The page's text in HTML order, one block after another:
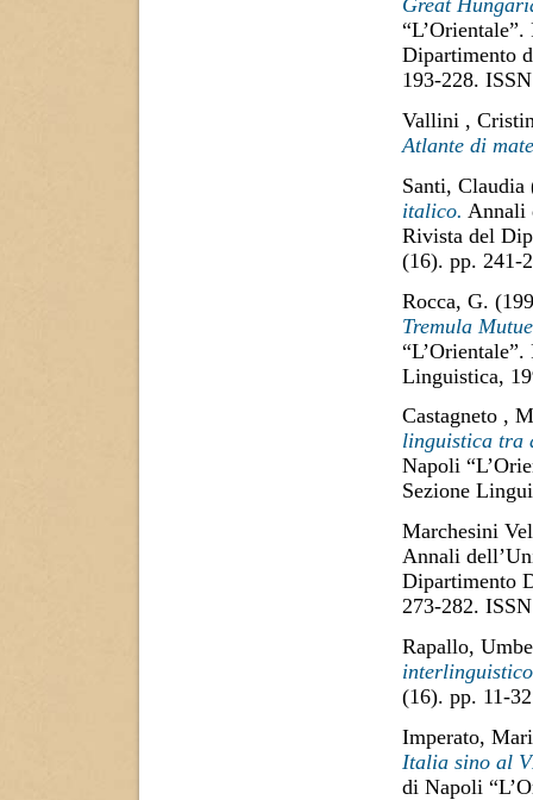
Great
Dipartimento
193-228.
Vallini ,
Atlante di
Santi, Claudia
italico. Annali
Rivista del
(16). pp. 241-
Rocca, G.
Tremula
Linguistica,
Castagneto ,
linguistica tra
Napoli
Sezione
Marchesini
Annali
Dipartimento
273-282.
Rapallo,
(16). pp. 11-
Imperato,
Italia sino al
di Napoli